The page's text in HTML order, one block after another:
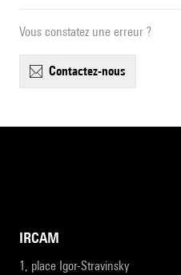
Vous constatez une erreur ?
contactez-nous
IRCAM
1, place Igor-Stravinsky